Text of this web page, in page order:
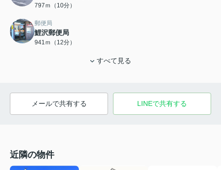
797ｍ（10分）
郵便局
鯉沢郵便局
941ｍ（12分）
すべて見る
メールで共有する LINEで共有する
近隣の物件